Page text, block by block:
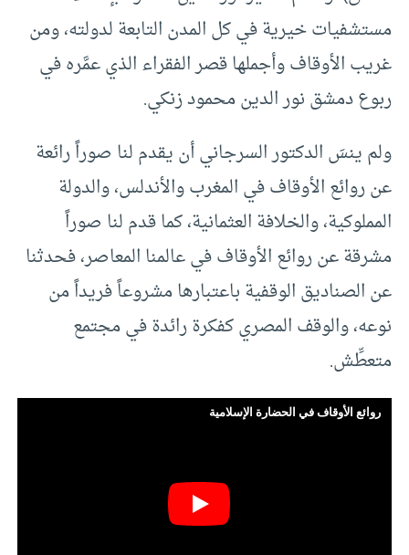
مستشفيات خيرية في كل المدن التابعة لدولته، ومن
غريب الأوقاف وأجملها قصر الفقراء الذي عمَّره في
ربوع دمشق نور الدين محمود زنكي.
ولم ينسَ الدكتور السرجاني أن يقدم لنا صوراً رائعة
عن روائع الأوقاف في المغرب والأندلس، والدولة
المملوكية، والخلافة العثمانية، كما قدم لنا صوراً
مشرقة عن روائع الأوقاف في عالمنا المعاصر، فحدثنا
عن الصناديق الوقفية باعتبارها مشروعاً فريداً من
نوعه، والوقف المصري كفكرة رائدة في مجتمع
متعطِّش.
روائع الأوقاف في الحضارة الإسلامية